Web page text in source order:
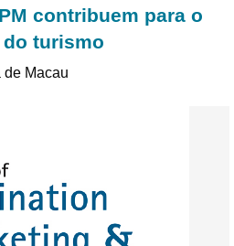
contribuem para o
turismo
Macau